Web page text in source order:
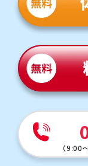
（9:00